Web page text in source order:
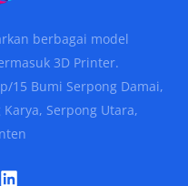
berbagai model
3D Printer.
15 Bumi Serpong Damai,
Serpong Utara,